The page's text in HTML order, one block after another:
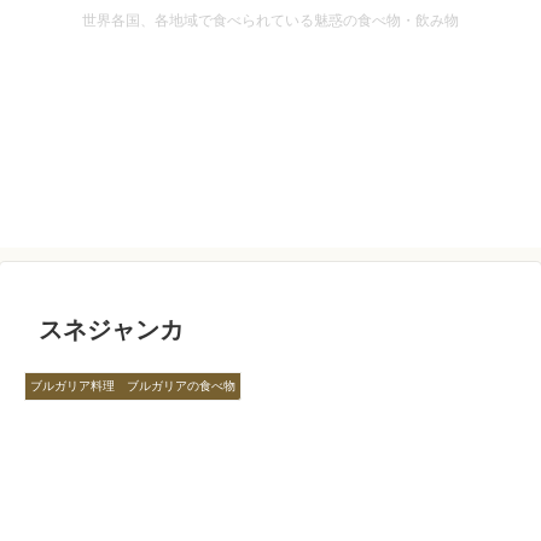
世界各国、各地域で食べられている魅惑の食べ物・飲み物
スネジャンカ
ブルガリア料理 ブルガリアの食べ物